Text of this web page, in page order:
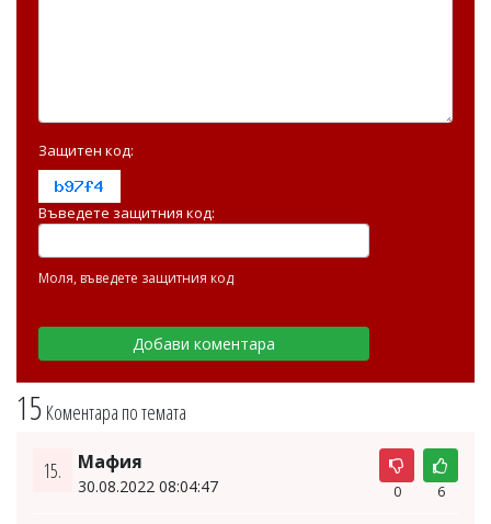
15 Коментара по темата
15. Мафия
30.08.2022 08:04:47 0 6
Защитен код:
Въведете защитния код:
Моля, въведете защитния код